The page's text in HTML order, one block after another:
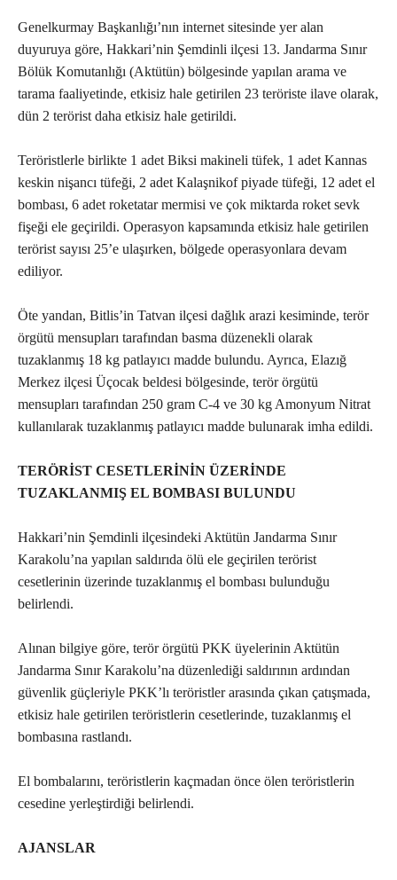
Genelkurmay Başkanlığı’nın internet sitesinde yer alan
duyuruya göre, Hakkari’nin Şemdinli ilçesi 13. Jandarma Sınır
Bölük Komutanlığı (Aktütün) bölgesinde yapılan arama ve
tarama faaliyetinde, etkisiz hale getirilen 23 teröriste ilave olarak,
dün 2 terörist daha etkisiz hale getirildi.
Teröristlerle birlikte 1 adet Biksi makineli tüfek, 1 adet Kannas
keskin nişancı tüfeği, 2 adet Kalaşnikof piyade tüfeği, 12 adet el
bombası, 6 adet roketatar mermisi ve çok miktarda roket sevk
fişeği ele geçirildi. Operasyon kapsamında etkisiz hale getirilen
terörist sayısı 25’e ulaşırken, bölgede operasyonlara devam
ediliyor.
Öte yandan, Bitlis’in Tatvan ilçesi dağlık arazi kesiminde, terör
örgütü mensupları tarafından basma düzenekli olarak
tuzaklanmış 18 kg patlayıcı madde bulundu. Ayrıca, Elazığ
Merkez ilçesi Üçocak beldesi bölgesinde, terör örgütü
mensupları tarafından 250 gram C-4 ve 30 kg Amonyum Nitrat
kullanılarak tuzaklanmış patlayıcı madde bulunarak imha edildi.
TERÖRİST CESETLERİNİN ÜZERİNDE
TUZAKLANMIŞ EL BOMBASI BULUNDU
Hakkari’nin Şemdinli ilçesindeki Aktütün Jandarma Sınır
Karakolu’na yapılan saldırıda ölü ele geçirilen terörist
cesetlerinin üzerinde tuzaklanmış el bombası bulunduğu
belirlendi.
Alınan bilgiye göre, terör örgütü PKK üyelerinin Aktütün
Jandarma Sınır Karakolu’na düzenlediği saldırının ardından
güvenlik güçleriyle PKK’lı teröristler arasında çıkan çatışmada,
etkisiz hale getirilen teröristlerin cesetlerinde, tuzaklanmış el
bombasına rastlandı.
El bombalarını, teröristlerin kaçmadan önce ölen teröristlerin
cesedine yerleştirdiği belirlendi.
AJANSLAR